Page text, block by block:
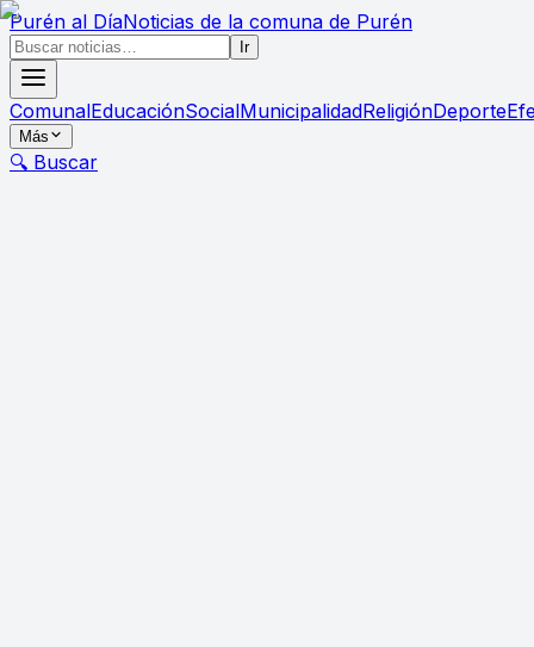
Purén al DíaNoticias de la comuna de Purén
Ir
ComunalEducaciónSocialMunicipalidadReligiónDeporte
Más
🔍 Buscar